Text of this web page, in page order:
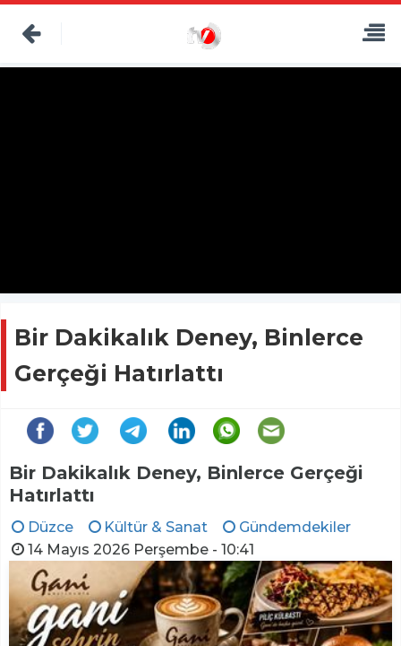
Bir Dakikalık Deney, Binlerce
Gerçeği Hatırlattı
Bir Dakikalık Deney, Binlerce Gerçeği
Hatırlattı
Düzce Kültür & Sanat
Gündemdekiler
14 Mayıs 2026 Perşembe - 10:41